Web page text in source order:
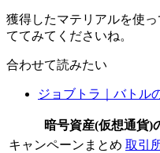
獲得したマテリアルを使
ててみてくださいね。
合わせて読みたい
ジョブトラ｜バトル
暗号資産(仮想通貨)
キャンペーンまとめ 取引